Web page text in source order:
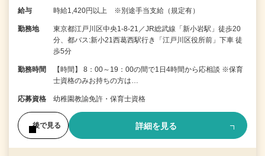
給与 時給1,420円以上 ※別途手当支給（規定有）
勤務地
東京都江戸川区中央1-8-21／JR総武線「新小岩駅」徒歩20
分、都バス:新小21西葛西駅行き「江戸川区役所前」下車 徒
歩5分
勤務時間
【時間】 8：00～19：00の間で1日4時間から応相談 ※保育
士資格のみお持ちの方は…
応募資格 幼稚園教諭免許・保育士資格
後で見る 詳細を見る